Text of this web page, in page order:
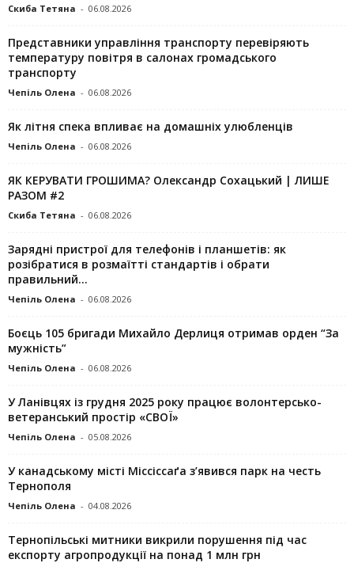
Скиба Тетяна - 06.08.2026
Представники управління транспорту перевіряють
температуру повітря в салонах громадського
транспорту
Чепіль Олена - 06.08.2026
Як літня спека впливає на домашніх улюбленців
Чепіль Олена - 06.08.2026
ЯК КЕРУВАТИ ГРОШИМА? Олександр Сохацький | ЛИШЕ
РАЗОМ #2
Скиба Тетяна - 06.08.2026
Зарядні пристрої для телефонів і планшетів: як
розібратися в розмаїтті стандартів і обрати
правильний...
Чепіль Олена - 06.08.2026
Боєць 105 бригади Михайло Дерлиця отримав орден “За
мужність”
Чепіль Олена - 06.08.2026
У Ланівцях із грудня 2025 року працює волонтерсько-
ветеранський простір «СВОЇ»
Чепіль Олена - 05.08.2026
У канадському місті Міссіссаґа з’явився парк на честь
Тернополя
Чепіль Олена - 04.08.2026
Тернопільські митники викрили порушення під час
експорту агропродукції на понад 1 млн грн